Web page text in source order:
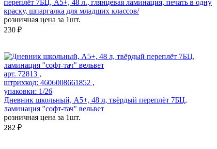
переплёт 7БЦ, А5+, 48 л., глянцевая ламинация, печать в одну
краску, шпаргалка для младших классов/
розничная цена за 1шт.
230 ₽
арт. 72813 ,
штрихкод: 4606008661852 ,
упаковки: 1/26
Дневник школьный, А5+, 48 л, твёрдый переплёт 7БЦ,
ламинация "софт-тач" вельвет
розничная цена за 1шт.
282 ₽